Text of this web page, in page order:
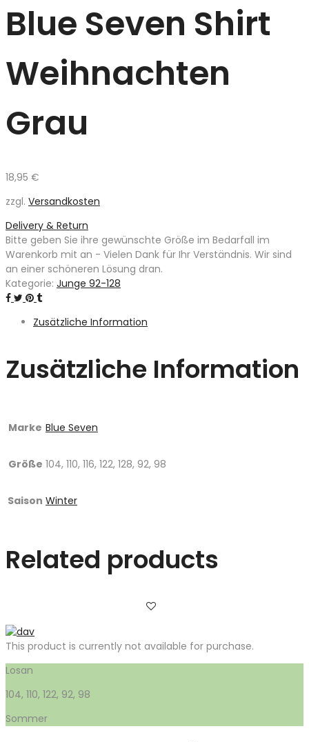
Blue Seven Shirt
Weihnachten
Grau
18,95 €
zzgl. Versandkosten
Delivery & Return
Bitte geben Sie ihre gewünschte Größe im Bedarfall im
Warenkorb mit an - Vielen Dank für Ihr Verständnis. Wir sind
an einer schöneren Lösung dran.
Kategorie: Junge 92-128
Zusätzliche Information
Zusätzliche Information
Marke Blue Seven
Größe 104, 110, 116, 122, 128, 92, 98
Saison Winter
Related products
This product is currently not available for purchase.
Losan
104, 110, 122, 92, 98
Sommer